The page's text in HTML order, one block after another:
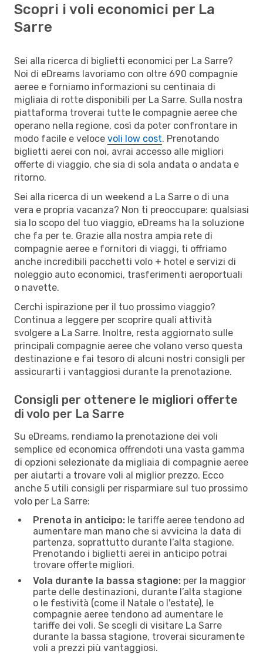
Scopri i voli economici per La
Sarre
Sei alla ricerca di biglietti economici per La Sarre?
Noi di eDreams lavoriamo con oltre 690 compagnie
aeree e forniamo informazioni su centinaia di
migliaia di rotte disponibili per La Sarre. Sulla nostra
piattaforma troverai tutte le compagnie aeree che
operano nella regione, così da poter confrontare in
modo facile e veloce voli low cost. Prenotando
biglietti aerei con noi, avrai accesso alle migliori
offerte di viaggio, che sia di sola andata o andata e
ritorno.
Sei alla ricerca di un weekend a La Sarre o di una
vera e propria vacanza? Non ti preoccupare: qualsiasi
sia lo scopo del tuo viaggio, eDreams ha la soluzione
che fa per te. Grazie alla nostra ampia rete di
compagnie aeree e fornitori di viaggi, ti offriamo
anche incredibili pacchetti volo + hotel e servizi di
noleggio auto economici, trasferimenti aeroportuali
o navette.
Cerchi ispirazione per il tuo prossimo viaggio?
Continua a leggere per scoprire quali attività
svolgere a La Sarre. Inoltre, resta aggiornato sulle
principali compagnie aeree che volano verso questa
destinazione e fai tesoro di alcuni nostri consigli per
assicurarti i vantaggiosi durante la prenotazione.
Consigli per ottenere le migliori offerte
di volo per La Sarre
Su eDreams, rendiamo la prenotazione dei voli
semplice ed economica offrendoti una vasta gamma
di opzioni selezionate da migliaia di compagnie aeree
per aiutarti a trovare voli al miglior prezzo. Ecco
anche 5 utili consigli per risparmiare sul tuo prossimo
volo per La Sarre:
Prenota in anticipo: le tariffe aeree tendono ad
aumentare man mano che si avvicina la data di
partenza, soprattutto durante l’alta stagione.
Prenotando i biglietti aerei in anticipo potrai
trovare offerte migliori.
Vola durante la bassa stagione: per la maggior
parte delle destinazioni, durante l’alta stagione
o le festività (come il Natale o l'estate), le
compagnie aeree tendono ad aumentare le
tariffe dei voli. Se scegli di visitare La Sarre
durante la bassa stagione, troverai sicuramente
voli a prezzi più vantaggiosi.